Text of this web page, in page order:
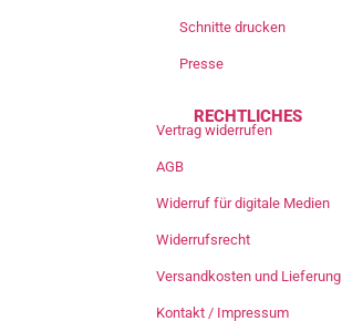
Schnitte drucken
Presse
RECHTLICHES
Vertrag widerrufen
AGB
Widerruf für digitale Medien
Widerrufsrecht
Versandkosten und Lieferung
Kontakt / Impressum